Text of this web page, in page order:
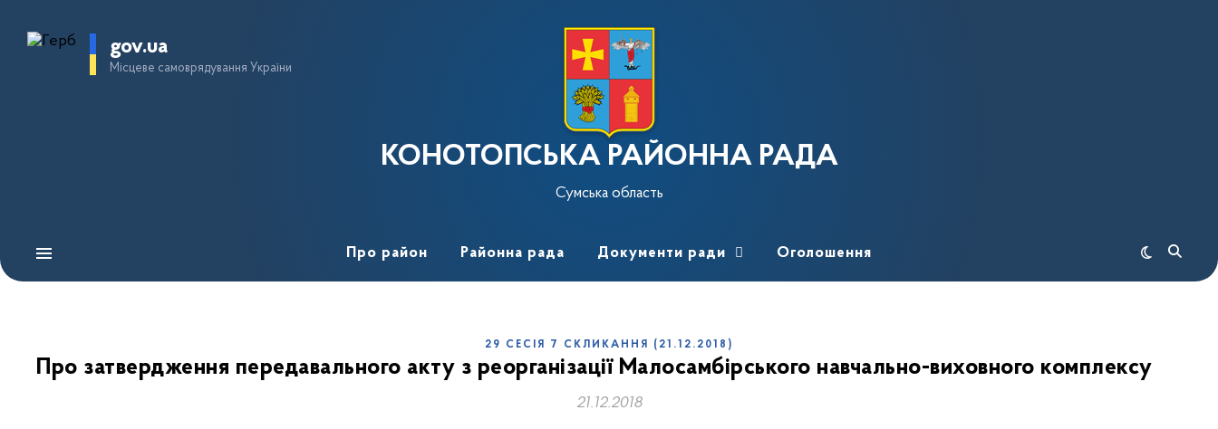
gov.ua
Місцеве самоврядування України
КОНОТОПСЬКА РАЙОННА РАДА
Сумська область
Про район Районна рада Документи ради Оголошення
29 СЕСІЯ 7 СКЛИКАННЯ (21.12.2018)
Про затвердження передавального акту з реорганізації Малосамбірського навчально-виховного комплексу
21.12.2018